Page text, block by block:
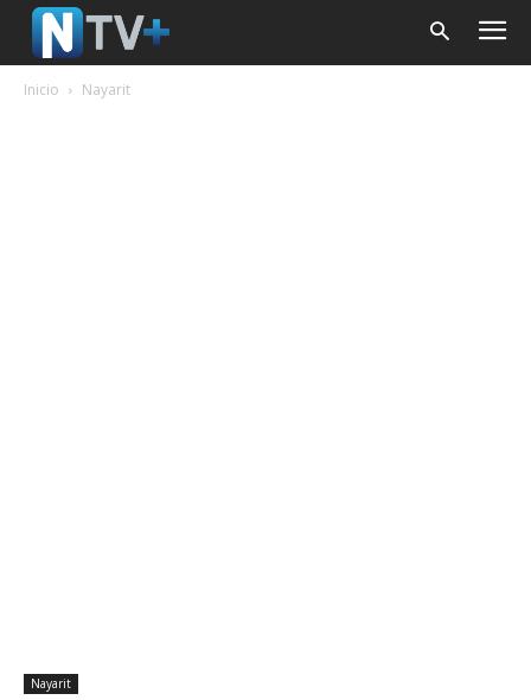
Inicio Nayarit
Nayarit